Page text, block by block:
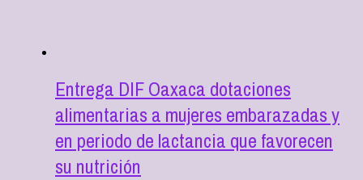
Entrega DIF Oaxaca dotaciones
alimentarias a mujeres embarazadas y
en periodo de lactancia que favorecen
su nutrición